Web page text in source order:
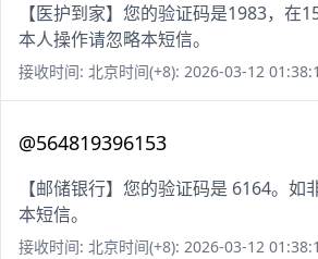
【医护到家】您的验证码是1983，在
本人操作请忽略本短信。
接收时间: 北京时间(+8): 2026-03-12
@564819396153
【邮储银行】您的验证码是 6164。如
本短信。
接收时间: 北京时间(+8): 2026-03-12